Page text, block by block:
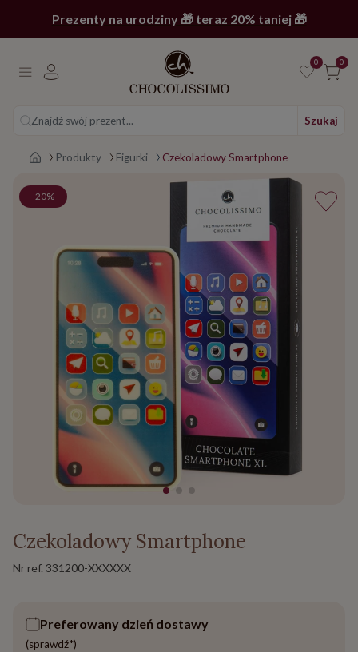
Prezenty na urodziny 🎁 teraz 20% taniej 🎁
0 0
Znajdź swój prezent... Szukaj
Strona główna
Produkty Figurki Czekoladowy Smartphone
-20%
Czekoladowy Smartphone
Nr ref. 331200-XXXXXX
Preferowany dzień dostawy
(sprawdź*)